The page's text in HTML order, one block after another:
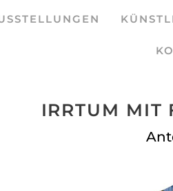
IRRTUM MIT